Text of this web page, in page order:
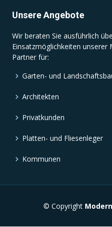
Unsere Angebote
Wir beraten Sie ausführlich
Einsatzmöglichkeiten unserer
Partner für:
Garten- und
Architekten
Privatkunden
Platten- und Fliesenleger
Kommunen
© Copyright